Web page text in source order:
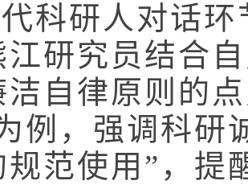
科研人对话
江研究员结合
洁自律原则的
例，强调科研
规范使用”，提